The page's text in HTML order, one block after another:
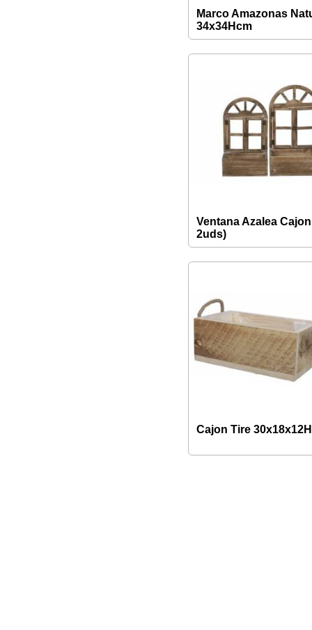
Marco Amazonas
34x34Hcm
Ventana Azalea
2uds)
Cajon Tire